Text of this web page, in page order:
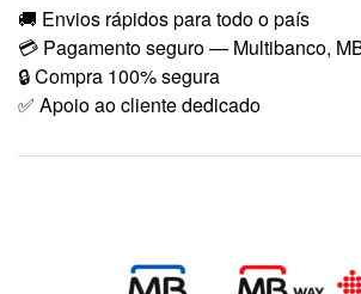
🚚 Envios rápidos para todo o país
💳 Pagamento seguro — Multibanco,
🔒 Compra 100% segura
✅ Apoio ao cliente dedicado